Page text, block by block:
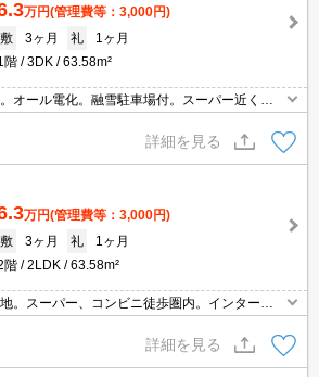
万円(管理費等：3,000円)
敷
3ヶ月 礼
1ヶ月
階
3DK 63.58m²
オール電化。融雪駐車場付。スーパー近くに
ム仕様。子育て世代にオススメしたい1部屋で
詳細を見る
万円(管理費等：3,000円)
敷
3ヶ月 礼
1ヶ月
階
2LDK 63.58m²
。スーパー、コンビニ徒歩圏内。インターネ
さしいファミリーにおすすめ物件です。
詳細を見る